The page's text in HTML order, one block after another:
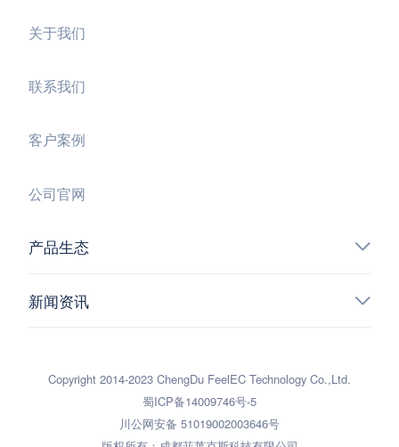
关于我们
联系我们
客户案例
公司官网
产品生态
新闻资讯
Copyright 2014-2023 ChengDu FeelEC Technology Co.,Ltd.
蜀ICP备14009746号-5
川公网安备 51019002003646号